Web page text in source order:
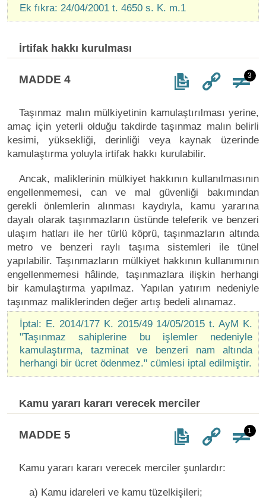
Ek fıkra: 24/04/2001 t. 4650 s. K. m.1
İrtifak hakkı kurulması
MADDE 4 3
Taşınmaz malın mülkiyetinin kamulaştırılması yerine,
amaç için yeterli olduğu takdirde taşınmaz malın belirli
kesimi, yüksekliği, derinliği veya kaynak üzerinde
kamulaştırma yoluyla irtifak hakkı kurulabilir.
Ancak, maliklerinin mülkiyet hakkının kullanılmasının
engellenmemesi, can ve mal güvenliği bakımından
gerekli önlemlerin alınması kaydıyla, kamu yararına
dayalı olarak taşınmazların üstünde teleferik ve benzeri
ulaşım hatları ile her türlü köprü, taşınmazların altında
metro ve benzeri raylı taşıma sistemleri ile tünel
yapılabilir. Taşınmazların mülkiyet hakkının kullanımının
engellenmemesi hâlinde, taşınmazlara ilişkin herhangi
bir kamulaştırma yapılmaz. Yapılan yatırım nedeniyle
taşınmaz maliklerinden değer artış bedeli alınamaz.
İptal: E. 2014/177 K. 2015/49 14/05/2015 t. AyM K.
"Taşınmaz sahiplerine bu işlemler nedeniyle
kamulaştırma, tazminat ve benzeri nam altında
herhangi bir ücret ödenmez." cümlesi iptal edilmiştir.
Kamu yararı kararı verecek merciler
MADDE 5 1
Kamu yararı kararı verecek merciler şunlardır:
a) Kamu idareleri ve kamu tüzelkişileri;